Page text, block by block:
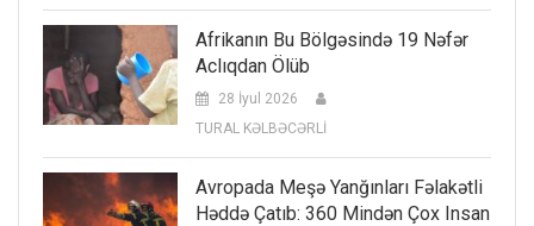
Afrikanın Bu Bölgəsində 19 Nəfər
Aclıqdan Ölüb
28 İyul 2026
TURAL KƏLBƏCƏRLİ
Avropada Meşə Yanğınları Fəlakətli
Həddə Çatıb: 360 Mindən Çox Insan